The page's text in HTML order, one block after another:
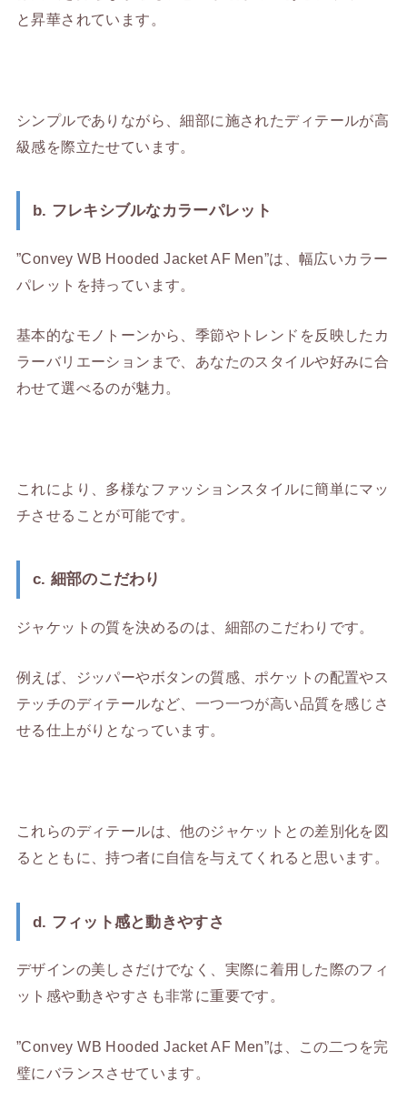
と昇華されています。
シンプルでありながら、細部に施されたディテールが高
級感を際立たせています。
b. フレキシブルなカラーパレット
”Convey WB Hooded Jacket AF Men”は、幅広いカラー
パレットを持っています。
基本的なモノトーンから、季節やトレンドを反映したカ
ラーバリエーションまで、あなたのスタイルや好みに合
わせて選べるのが魅力。
これにより、多様なファッションスタイルに簡単にマッ
チさせることが可能です。
c. 細部のこだわり
ジャケットの質を決めるのは、細部のこだわりです。
例えば、ジッパーやボタンの質感、ポケットの配置やス
テッチのディテールなど、一つ一つが高い品質を感じさ
せる仕上がりとなっています。
これらのディテールは、他のジャケットとの差別化を図
るとともに、持つ者に自信を与えてくれると思います。
d. フィット感と動きやすさ
デザインの美しさだけでなく、実際に着用した際のフィ
ット感や動きやすさも非常に重要です。
”Convey WB Hooded Jacket AF Men”は、この二つを完
璧にバランスさせています。